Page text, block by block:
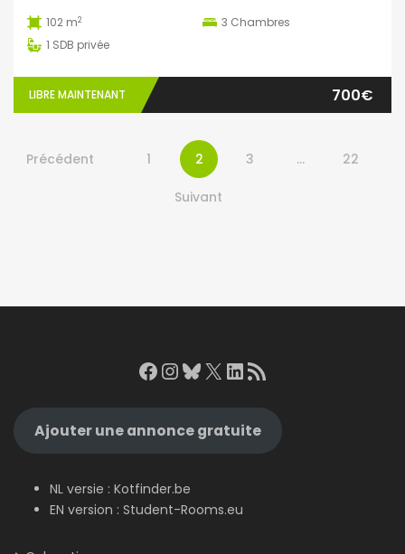
102 m2 3 Chambres
1 SDB privée
LIBRE MAINTENANT 700€
Précédent 1 2 3 … 22
Suivant
Facebook
Instagram
Bluesky
X LinkedIn
RSS Feed
Ajouter une annonce gratuite
NL versie : Kotfinder.be
EN version : Student-Rooms.eu